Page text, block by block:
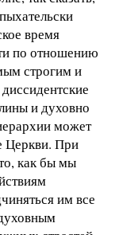
время
по отношению
строгим и
и духовно
может
Церкви. При
как бы мы
им все